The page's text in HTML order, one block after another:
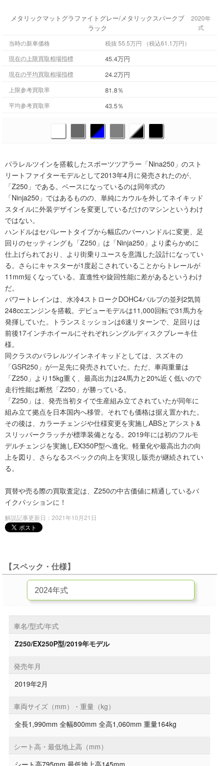
メタリックマットグラファイトグレー/メタリックスパークブ
ラック
2020年
式
当時の新車価格
税抜 55.5万円 （税込61.1万円）
現在の上限買取相場指標
45.4万円
現在の平均買取相場指標 24.2万円
上限参考買取率 81.8％
平均参考買取率 43.5％
パラレルツインを搭載したスポーツツアラー「Nina250」のスト
リートファイターモデルとして2013年4月に発売されたのが、
「Z250」である。ベースになっているのは同年式の
「Ninja250」ではあるものの、単純にカウルを外してネイキッド
スタイルに外装デザインを変更しているだけのマシンというわけ
ではない。
ハンドルはセパレートタイプから幅広のバーハンドルに変更、足
回りのセッティングも「Z250」は「Ninja250」より柔らかめに
仕上げられており、より街乗りユースを意識した設計になってい
る。さらにキャスターが1度起こされていることからトレールが
11mm短くなっている。直進性や旋回性能に差があるというわけ
だ。
パワートレインは、水冷4ストロークDOHC4バルブの並列2気筒
248ccエンジンを搭載。デビューモデルは11,000回転で31馬力を
発揮していた。トランスミッションは6速リターンで、足回りは
前後17インチホイールにそれぞれシングルディスクブレーキ仕
様。
同クラスのパラレルツインネイキッドとしては、スズキの
「GSR250」が一足先に発売されていた。ただ、車両重量は
「Z250」より15kg重く、最高出力は24馬力と20%近く低いので
走行性能は断然「Z250」が勝っている。
「Z250」は、発売当初タイで生産組み立てされていたが同年に
組み立て拠点を日本国内へ移管。それでも価格は据え置かれた。
その後は、カラーチェンジや仕様変更を実施しABSとアシスト&
スリッパークラッチが標準装備となる。2019年には初のフルモ
デルチェンジを実施しEX350P型へ進化。軽量化や最高出力の向
上を図り、さらなるスペックの向上を実現し販売が継続されてい
る。
買替や売る際の買取査定は、Z250の中古価値に精通しているバ
イクパッションに！
解説記事更新日：2021年10月21日
【スペック・仕様】
車名/型式/年式
Z250/EX250P型/2019年モデル
発売年月
2019年2月
車両サイズ（mm）・重量（kg）
全長1,990mm 全幅800mm 全高1,060mm 重量164kg
シート高・最低地上高（mm）
シート高795mm 最低地上高145mm